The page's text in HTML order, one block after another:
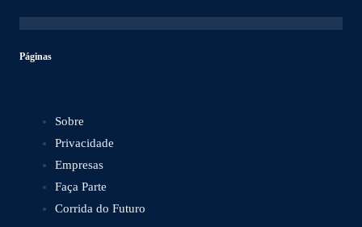
Páginas
Sobre
Privacidade
Empresas
Faça Parte
Corrida do Futuro